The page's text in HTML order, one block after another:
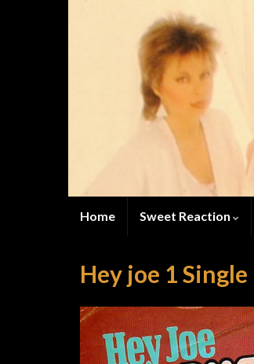
Home Sweet Reaction
Hey joe 1 Single